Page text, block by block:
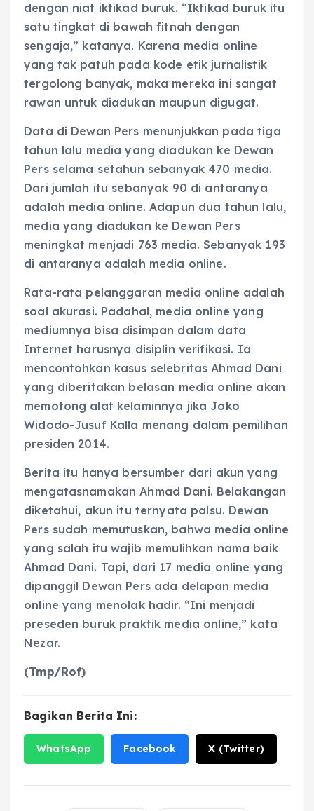
dengan niat iktikad buruk. “Iktikad buruk itu
satu tingkat di bawah fitnah dengan
sengaja,” katanya. Karena media online
yang tak patuh pada kode etik jurnalistik
tergolong banyak, maka mereka ini sangat
rawan untuk diadukan maupun digugat.
Data di Dewan Pers menunjukkan pada tiga
tahun lalu media yang diadukan ke Dewan
Pers selama setahun sebanyak 470 media.
Dari jumlah itu sebanyak 90 di antaranya
adalah media online. Adapun dua tahun lalu,
media yang diadukan ke Dewan Pers
meningkat menjadi 763 media. Sebanyak 193
di antaranya adalah media online.
Rata-rata pelanggaran media online adalah
soal akurasi. Padahal, media online yang
mediumnya bisa disimpan dalam data
Internet harusnya disiplin verifikasi. Ia
mencontohkan kasus selebritas Ahmad Dani
yang diberitakan belasan media online akan
memotong alat kelaminnya jika Joko
Widodo-Jusuf Kalla menang dalam pemilihan
presiden 2014.
Berita itu hanya bersumber dari akun yang
mengatasnamakan Ahmad Dani. Belakangan
diketahui, akun itu ternyata palsu. Dewan
Pers sudah memutuskan, bahwa media online
yang salah itu wajib memulihkan nama baik
Ahmad Dani. Tapi, dari 17 media online yang
dipanggil Dewan Pers ada delapan media
online yang menolak hadir. “Ini menjadi
preseden buruk praktik media online,” kata
Nezar.
(Tmp/Rof)
Bagikan Berita Ini:
WhatsApp Facebook X (Twitter)